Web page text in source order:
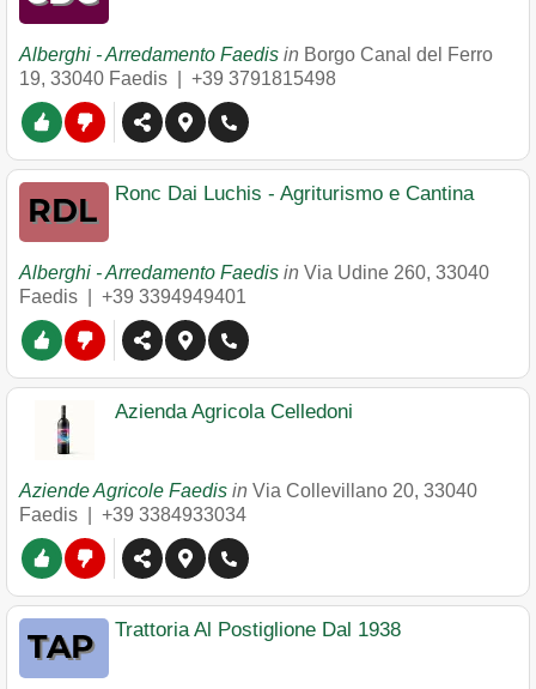
Alberghi - Arredamento Faedis in Borgo Canal del Ferro
19, 33040 Faedis +39 3791815498
Ronc Dai Luchis - Agriturismo e Cantina
Alberghi - Arredamento Faedis in Via Udine 260, 33040
Faedis
+39 3394949401
Azienda Agricola Celledoni
Aziende Agricole Faedis in Via Collevillano 20, 33040
Faedis
+39 3384933034
Trattoria Al Postiglione Dal 1938